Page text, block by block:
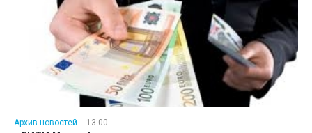
Архив новостей
13:00